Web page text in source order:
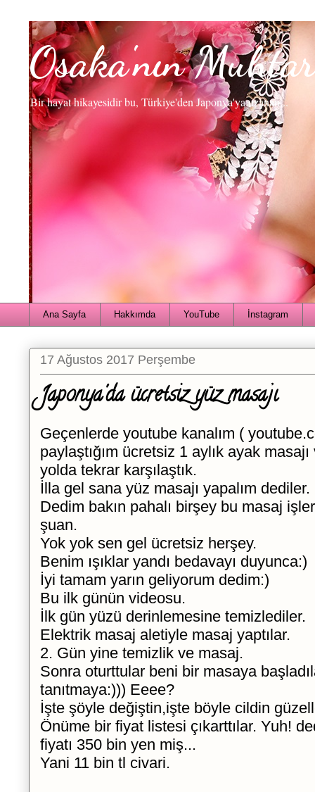
Osaka'nın
Bir hayat hikayesidir bu, Türkiye'den Japonya'ya uzanan...
Ana Sayfa Hakkımda YouTube İnstagram
17 Ağustos 2017 Perşembe
Japonya'da ücretsiz yüz masajı
Geçenlerde youtube kanalım (
paylaştığım ücretsiz 1 aylık ayak
yolda tekrar karşılaştık.
İlla gel sana yüz masajı yapalım dediler.
Dedim bakın pahalı birşey bu masaj
şuan.
Yok yok sen gel ücretsiz herşey.
Benim ışıklar yandı bedavayı duyunca:)
İyi tamam yarın geliyorum dedim:)
Bu ilk günün videosu.
İlk gün yüzü derinlemesine temizlediler.
Elektrik masaj aletiyle masaj yaptılar.
2. Gün yine temizlik ve masaj.
Sonra oturttular beni bir masaya
tanıtmaya:))) Eeee?
İşte şöyle değiştin,işte böyle cildin
Önüme bir fiyat listesi çıkarttılar. Yuh! d
fiyatı 350 bin yen miş...
Yani 11 bin tl civari.